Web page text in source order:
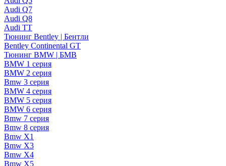
Audi Q7
Audi Q8
Audi TT
Тюнинг Bentley | Бентли
Bentley Continental GT
Тюнинг BMW | БМВ
BMW 1 серия
BMW 2 серия
Bmw 3 серия
BMW 4 серия
BMW 5 серия
BMW 6 серия
Bmw 7 серия
Bmw 8 серия
Bmw X1
Bmw X3
Bmw X4
Bmw X5